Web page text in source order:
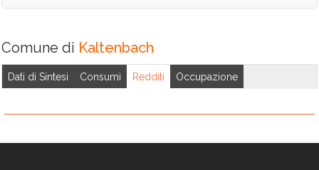
Comune di Kaltenbach
Dati di Sintesi Consumi Redditi Occupazione